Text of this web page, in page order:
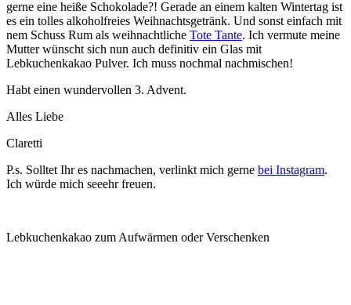
gerne eine heiße Schokolade?! Gerade an einem kalten Wintertag ist
es ein tolles alkoholfreies Weihnachtsgetränk. Und sonst einfach mit
nem Schuss Rum als weihnachtliche Tote Tante. Ich vermute meine
Mutter wünscht sich nun auch definitiv ein Glas mit
Lebkuchenkakao Pulver. Ich muss nochmal nachmischen!
Habt einen wundervollen 3. Advent.
Alles Liebe
Claretti
P.s. Solltet Ihr es nachmachen, verlinkt mich gerne bei Instagram.
Ich würde mich seeehr freuen.
Lebkuchenkakao zum Aufwärmen oder Verschenken